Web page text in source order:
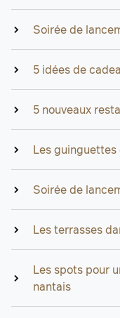
Soirée de
5 idées de
5 nouveaux
Les
Soirée de
Les terrasses
Les spots pour
nantais